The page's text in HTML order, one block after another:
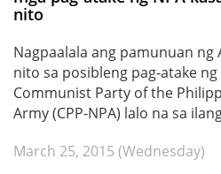
nito
Nagpaalala ang pamunuan ng
nito sa posibleng pag-atake
Communist Party of the
Army (CPP-NPA) lalo na sa
March 25, 2015 (Wednesday)